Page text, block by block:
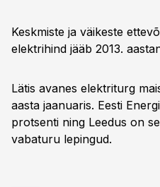
Keskmiste ja väikeste
elektrihind jääb 2013.
Lätis avanes elektriturg
aasta jaanuaris. Eesti
protsenti ning Leedus on
vabaturu lepingud.